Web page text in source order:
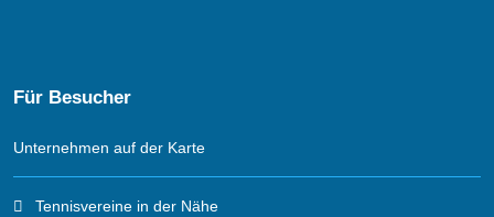
Für Besucher
Unternehmen auf der Karte
Tennisvereine in der Nähe